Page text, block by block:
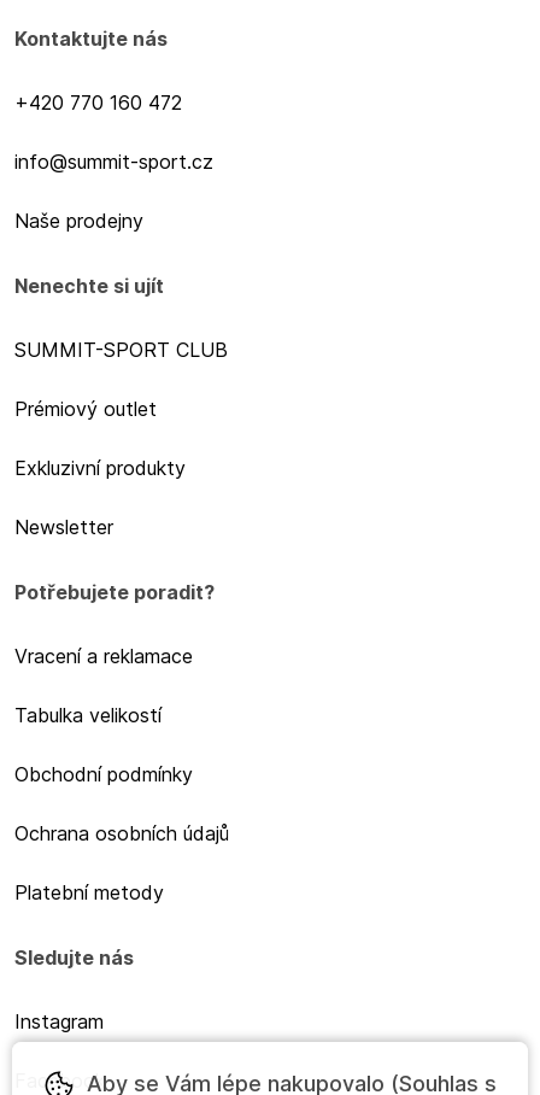
Kontaktujte nás
+420 770 160 472
info@summit-sport.cz
Naše prodejny
Nenechte si ujít
SUMMIT-SPORT CLUB
Prémiový outlet
Exkluzivní produkty
Newsletter
Potřebujete poradit?
Vracení a reklamace
Tabulka velikostí
Obchodní podmínky
Ochrana osobních údajů
Platební metody
Sledujte nás
Instagram
FacebookAby se Vám lépe nakupovalo (Souhlas s